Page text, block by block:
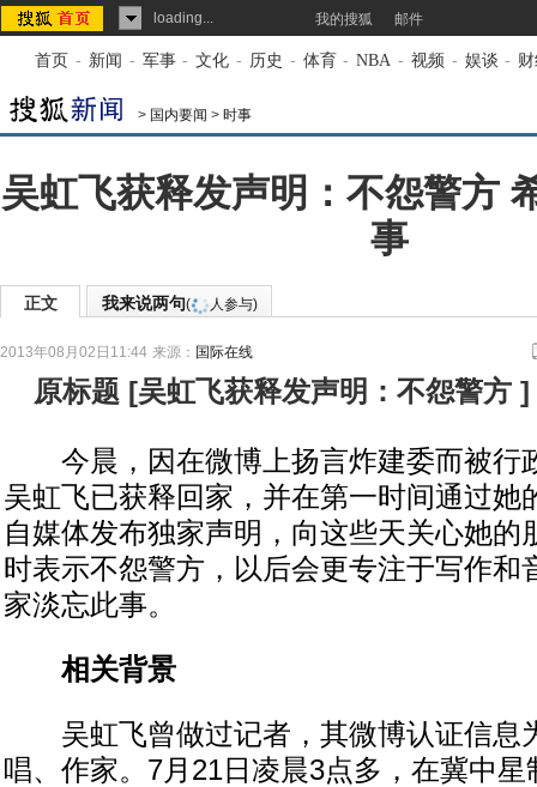
loading... 我的搜狐 邮件
首页 - 新闻 - 军事 - 文化 - 历史 - 体育 - NBA - 视频 - 娱谈 -
> 国内要闻 > 时事
吴虹飞获释发声明：不怨警方
事
正文 我来说两句( 人参与)
2013年08月02日11:44 来源： 国际在线
原标题 [吴虹飞获释发声明：不怨警方 ]
今晨，因在微博上扬言炸建委而被行
吴虹飞已获释回家，并在第一时间通过她
自媒体发布独家声明，向这些天关心她的
时表示不怨警方，以后会更专注于写作和
家淡忘此事。
相关背景
吴虹飞曾做过记者，其微博认证信息
唱、作家。7月21日凌晨3点多，在冀中